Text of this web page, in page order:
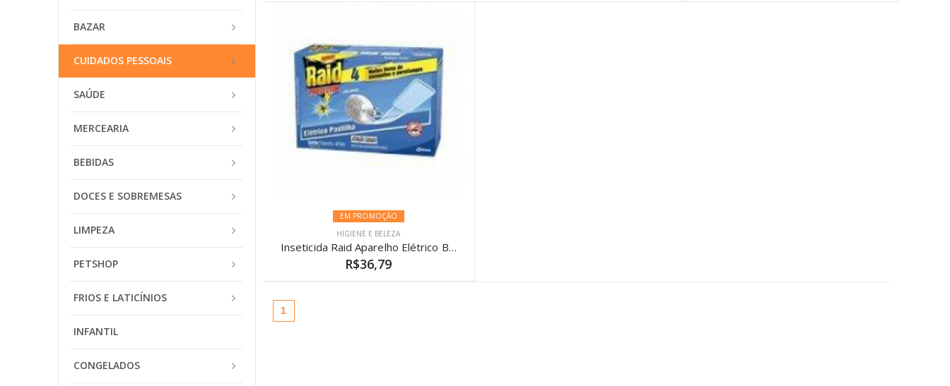
EM PROMOÇÃO
HIGIENE E BELEZA
Inseticida Raid Aparelho Elétrico Bivolt 12 Horas
R$36,79
1
BAZAR
CUIDADOS PESSOAIS
SAÚDE
MERCEARIA
BEBIDAS
DOCES E SOBREMESAS
LIMPEZA
PETSHOP
FRIOS E LATICÍNIOS
INFANTIL
CONGELADOS